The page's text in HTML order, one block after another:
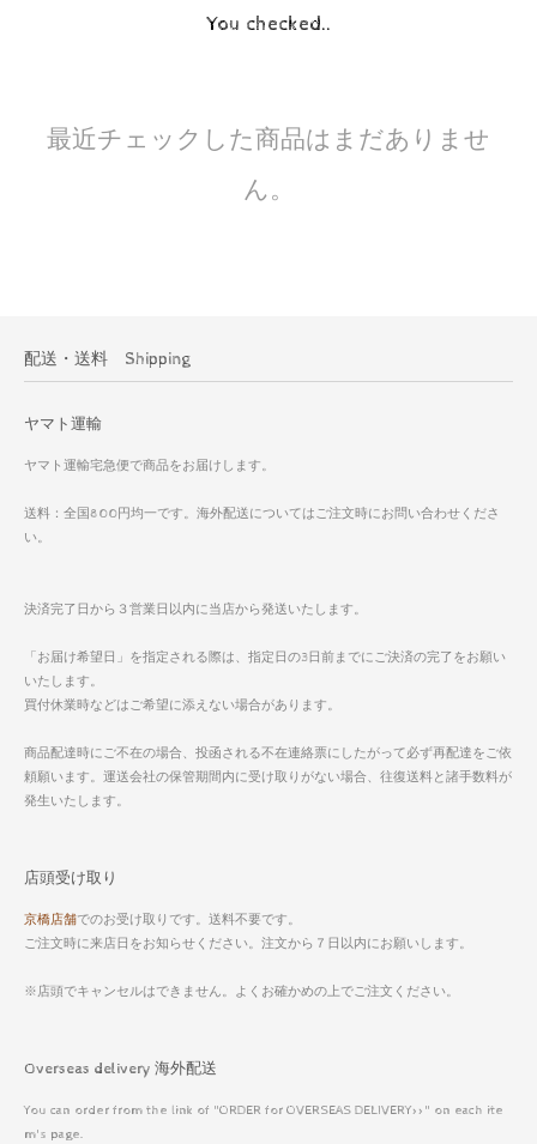
You checked..
最近チェックした商品はまだありませ
ん。
配送・送料 Shipping
ヤマト運輸
ヤマト運輸宅急便で商品をお届けします。
送料：全国800円均一です。海外配送についてはご注文時にお問い合わせくださ
い。
決済完了日から３営業日以内に当店から発送いたします。
「お届け希望日」を指定される際は、指定日の3日前までにご決済の完了をお願い
いたします。
買付休業時などはご希望に添えない場合があります。
商品配達時にご不在の場合、投函される不在連絡票にしたがって必ず再配達をご依
頼願います。運送会社の保管期間内に受け取りがない場合、往復送料と諸手数料が
発生いたします。
店頭受け取り
京橋店舗でのお受け取りです。送料不要です。
ご注文時に来店日をお知らせください。注文から７日以内にお願いします。
※店頭でキャンセルはできません。よくお確かめの上でご注文ください。
Overseas delivery 海外配送
You can order from the link of "ORDER for OVERSEAS DELIVERY>>" on each ite
m's page.